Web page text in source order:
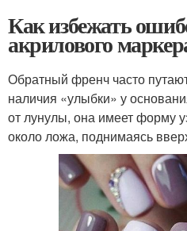
Как избежать
акрилового
Обратный френч часто
наличия «улыбки» у
от лунулы, она имеет форму
около ложа, поднимаясь